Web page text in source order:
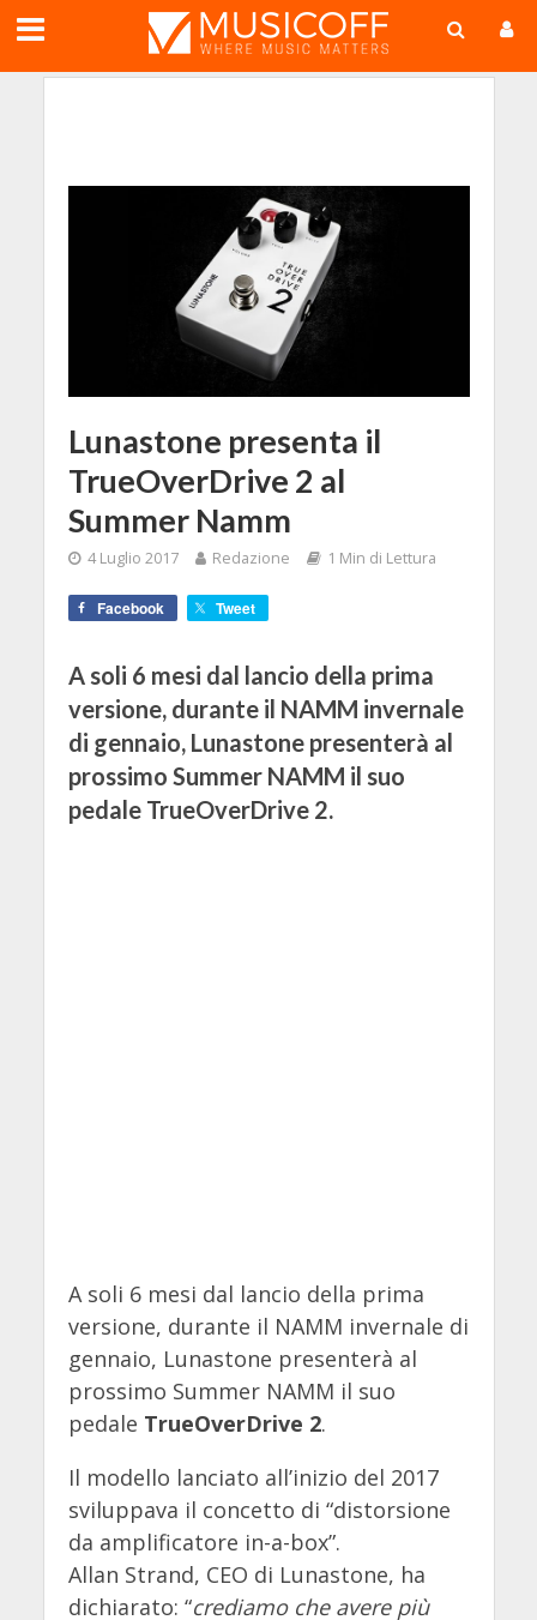
Lunastone presenta il
TrueOverDrive 2 al
Summer Namm
4 Luglio 2017 Redazione 1 Min di Lettura
Facebook Tweet
A soli 6 mesi dal lancio della prima
versione, durante il NAMM invernale
di gennaio, Lunastone presenterà al
prossimo Summer NAMM il suo
pedale TrueOverDrive 2.
A soli 6 mesi dal lancio della prima
versione, durante il NAMM invernale di
gennaio, Lunastone presenterà al
prossimo Summer NAMM il suo
pedale TrueOverDrive 2.
Il modello lanciato all’inizio del 2017
sviluppava il concetto di “distorsione
da amplificatore in-a-box”.
Allan Strand, CEO di Lunastone, ha
dichiarato: “crediamo che avere più